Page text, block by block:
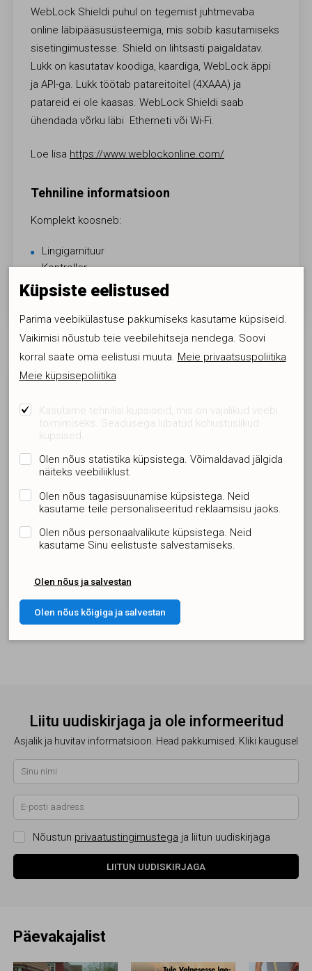
WebLock Shieldi puhul on tegemist juhtmevaba
online läbipääsusüsteemiga, mis sobib kasutamiseks
sisetingimustesse. Shield on lihtsasti paigaldatav.
Lukk on kasutatav koodiga, kaardiga, WebLock äppi
ja API-ga. Lukk töötab patareitoitel (4XAAA) ja
patareid ei ole kaasas. WebLock Shieldi saab
ühendada võrku läbi Etherneti või Wi-Fi.
Loe lisa https://www.weblockonline.com/
Tehniline informatsioon
Komplekt koosneb:
Lingigarnituur
Kontroller
Magnetkontakt
Seonduvad tooted
plastkarbis valge
188x65x23 toiteplokiga WIFI
195.30 €
Liitu uudiskirjaga ja ole informeeritud
Asjalik ja huvitav informatsioon. Head pakkumised. Kliki kaugusel
Nõustun privaatustingimustega ja liitun uudiskirjaga
LIITUN UUDISKIRJAGA
Päevakajalist
Küpsiste eelistused
Parima veebikülastuse pakkumiseks kasutame küpsiseid.
Vaikimisi nõustub teie veebilehitseja nendega. Soovi
korral saate oma eelistusi muuta. Meie privaatsuspoliitika
Meie küpsisepoliitika
Kasutame tehnilisi küpsiseid, mis on vajalikud veebi
toimimiseks. Seadusega lubatud kohustuslikud
küpsised.
Olen nõus statistika küpsistega. Võimaldavad jälgida
näiteks veebiliiklust.
Olen nõus tagasisuunamise küpsistega. Neid
kasutame teile personaliseeritud reklaamsisu jaoks.
Olen nõus personaalvalikute küpsistega. Neid
kasutame Sinu eelistuste salvestamiseks.
Olen nõus ja salvestan
Olen nõus kõigiga ja salvestan